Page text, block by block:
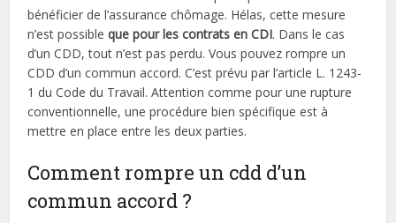
bénéficier de l’assurance chômage. Hélas, cette mesure
n’est possibleque pour les contrats en CDI. Dans le cas
d’un CDD, tout n’est pas perdu. Vous pouvez rompre un
CDD d’un commun accord. C’est prévu par l’article L. 1243-
1 du Code du Travail. Attention comme pour une rupture
conventionnelle, une procédure bien spécifique est à
mettre en place entre les deux parties.
Comment rompre un cdd d’un
commun accord ?